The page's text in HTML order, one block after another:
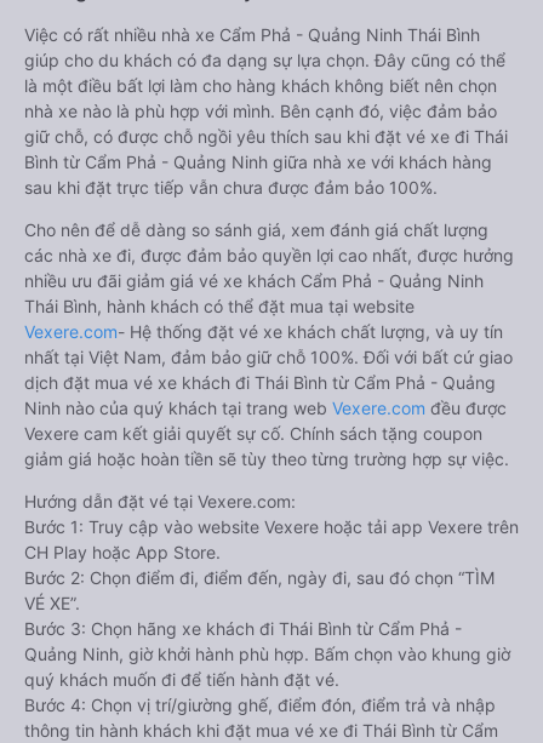
Việc có rất nhiều nhà xe Cẩm Phả - Quảng Ninh Thái Bình
giúp cho du khách có đa dạng sự lựa chọn. Đây cũng có thể
là một điều bất lợi làm cho hàng khách không biết nên chọn
nhà xe nào là phù hợp với mình. Bên cạnh đó, việc đảm bảo
giữ chỗ, có được chỗ ngồi yêu thích sau khi đặt vé xe đi Thái
Bình từ Cẩm Phả - Quảng Ninh giữa nhà xe với khách hàng
sau khi đặt trực tiếp vẫn chưa được đảm bảo 100%.
Cho nên để dễ dàng so sánh giá, xem đánh giá chất lượng
các nhà xe đi, được đảm bảo quyền lợi cao nhất, được hưởng
nhiều ưu đãi giảm giá vé xe khách Cẩm Phả - Quảng Ninh
Thái Bình, hành khách có thể đặt mua tại website
Vexere.com- Hệ thống đặt vé xe khách chất lượng, và uy tín
nhất tại Việt Nam, đảm bảo giữ chỗ 100%. Đối với bất cứ giao
dịch đặt mua vé xe khách đi Thái Bình từ Cẩm Phả - Quảng
Ninh nào của quý khách tại trang web Vexere.com đều được
Vexere cam kết giải quyết sự cố. Chính sách tặng coupon
giảm giá hoặc hoàn tiền sẽ tùy theo từng trường hợp sự việc.
Hướng dẫn đặt vé tại Vexere.com:
Bước 1: Truy cập vào website Vexere hoặc tải app Vexere trên
CH Play hoặc App Store.
Bước 2: Chọn điểm đi, điểm đến, ngày đi, sau đó chọn “TÌM
VÉ XE”.
Bước 3: Chọn hãng xe khách đi Thái Bình từ Cẩm Phả -
Quảng Ninh, giờ khởi hành phù hợp. Bấm chọn vào khung giờ
quý khách muốn đi để tiến hành đặt vé.
Bước 4: Chọn vị trí/giường ghế, điểm đón, điểm trả và nhập
thông tin hành khách khi đặt mua vé xe đi Thái Bình từ Cẩm